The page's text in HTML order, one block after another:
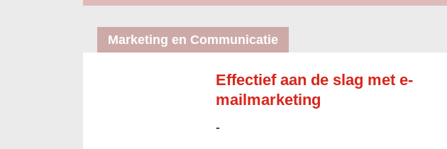
Marketing en Communicatie
Effectief aan de slag met e-
mailmarketing
-